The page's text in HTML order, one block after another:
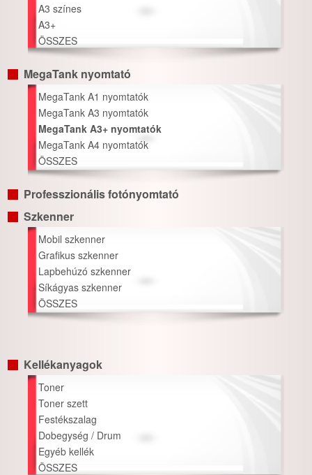
A3 színes
A3+
ÖSSZES
MegaTank nyomtató
MegaTank A1 nyomtatók
MegaTank A3 nyomtatók
MegaTank A3+ nyomtatók
MegaTank A4 nyomtatók
ÖSSZES
Professzionális fotónyomtató
Szkenner
Mobil szkenner
Grafikus szkenner
Lapbehúzó szkenner
Síkágyas szkenner
ÖSSZES
Kellékanyagok
Toner
Toner szett
Festékszalag
Dobegység / Drum
Egyéb kellék
ÖSSZES